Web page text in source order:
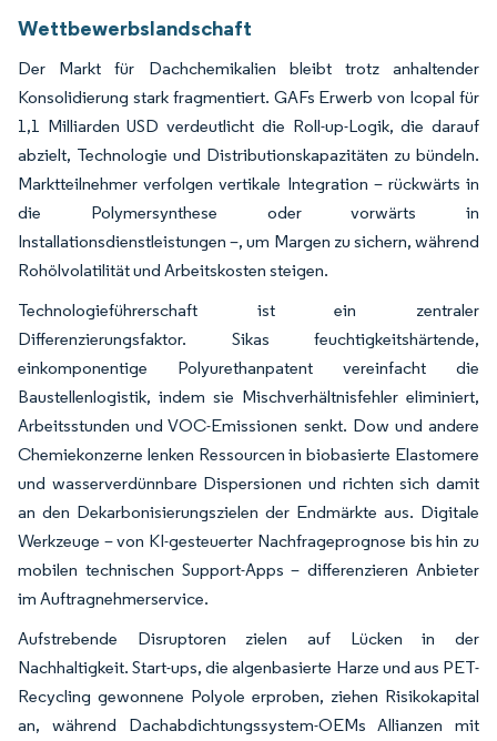
Wettbewerbslandschaft
Der Markt für Dachchemikalien bleibt trotz anhaltender
Konsolidierung stark fragmentiert. GAFs Erwerb von Icopal für
1,1 Milliarden USD verdeutlicht die Roll-up-Logik, die darauf
abzielt, Technologie und Distributionskapazitäten zu bündeln.
Marktteilnehmer verfolgen vertikale Integration – rückwärts in
die Polymersynthese oder vorwärts in
Installationsdienstleistungen –, um Margen zu sichern, während
Rohölvolatilität und Arbeitskosten steigen.
Technologieführerschaft ist ein zentraler
Differenzierungsfaktor. Sikas feuchtigkeitshärtende,
einkomponentige Polyurethanpatent vereinfacht die
Baustellenlogistik, indem sie Mischverhältnisfehler eliminiert,
Arbeitsstunden und VOC-Emissionen senkt. Dow und andere
Chemiekonzerne lenken Ressourcen in biobasierte Elastomere
und wasserverdünnbare Dispersionen und richten sich damit
an den Dekarbonisierungszielen der Endmärkte aus. Digitale
Werkzeuge – von KI-gesteuerter Nachfrageprognose bis hin zu
mobilen technischen Support-Apps – differenzieren Anbieter
im Auftragnehmerservice.
Aufstrebende Disruptoren zielen auf Lücken in der
Nachhaltigkeit. Start-ups, die algenbasierte Harze und aus PET-
Recycling gewonnene Polyole erproben, ziehen Risikokapital
an, während Dachabdichtungssystem-OEMs Allianzen mit